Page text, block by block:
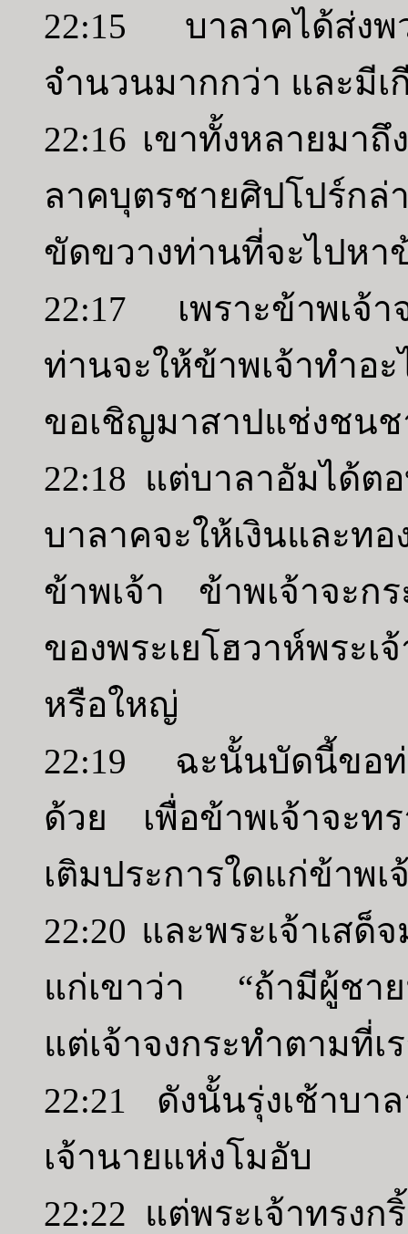
22:15 บาลาคได้ส่ง
จำนวนมากกว่า และมี
22:16 เขาทั้งหลายมา
ลาคบุตรชายศิปโปร์ก
ขัดขวางท่านที่จะไปหา
22:17 เพราะข้าพเจ้า
ท่านจะให้ข้าพเจ้าทำอ
ขอเชิญมาสาปแช่งชนช
22:18 แต่บาลาอัมได้ต
บาลาคจะให้เงินและท
ข้าพเจ้า ข้าพเจ้าจะก
ของพระเยโฮวาห์พระเ
หรือใหญ่
22:19 ฉะนั้นบัดนี้ขอท่
ด้วย เพื่อข้าพเจ้าจะทร
เติมประการใดแก่ข้าพเ
22:20 และพระเจ้าเส
แก่เขาว่า “ถ้ามีผู้ชาย
แต่เจ้าจงกระทำตามที่เ
22:21 ดังนั้นรุ่งเช้าบ
เจ้านายแห่งโมอับ
22:22 แต่พระเจ้าทรงก